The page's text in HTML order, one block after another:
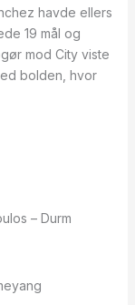
havde ellers
19 mål og
mod City viste
bolden, hvor
– Durm